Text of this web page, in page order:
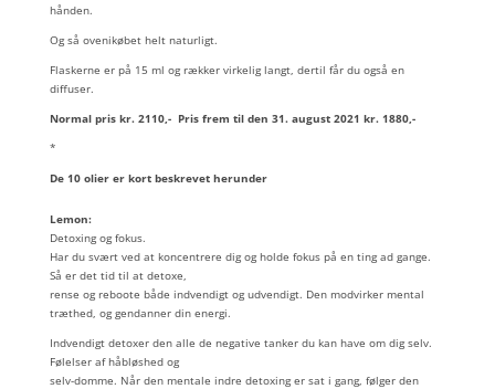
hånden.
Og så ovenikøbet helt naturligt.
Flaskerne er på 15 ml og rækker virkelig langt, dertil får du også en
diffuser.
Normal pris kr. 2110,- Pris frem til den 31. august 2021 kr. 1880,-
*
De 10 olier er kort beskrevet herunder
Lemon:
Detoxing og fokus.
Har du svært ved at koncentrere dig og holde fokus på en ting ad gange.
Så er det tid til at detoxe,
rense og reboote både indvendigt og udvendigt. Den modvirker mental
træthed, og gendanner din energi.
Indvendigt detoxer den alle de negative tanker du kan have om dig selv.
Følelser af håbløshed og
selv-domme. Når den mentale indre detoxing er sat i gang, følger den